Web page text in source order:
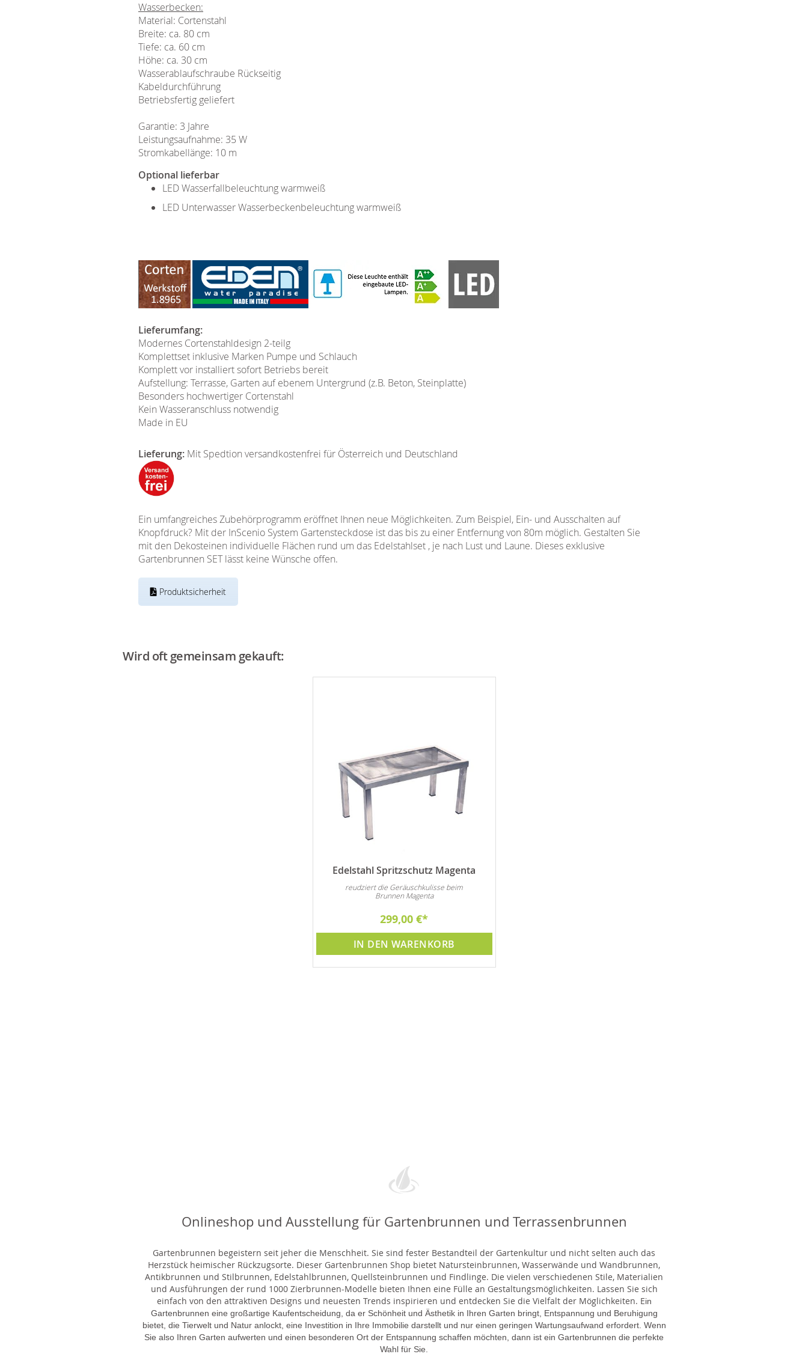
Wasserbecken:
Material: Cortenstahl
Breite: ca. 80 cm
Tiefe: ca. 60 cm
Höhe: ca. 30 cm
Wasserablaufschraube Rückseitig
Kabeldurchführung
Betriebsfertig geliefert
Garantie: 3 Jahre
Leistungsaufnahme: 35 W
Stromkabellänge: 10 m
Optional lieferbar
LED Wasserfallbeleuchtung warmweiß
LED Unterwasser Wasserbeckenbeleuchtung warmweiß
Lieferumfang:
Modernes Cortenstahldesign 2-teilg
Komplettset inklusive Marken Pumpe und Schlauch
Komplett vor installiert sofort Betriebs bereit
Aufstellung: Terrasse, Garten auf ebenem Untergrund (z.B. Beton, Steinplatte)
Besonders hochwertiger Cortenstahl
Kein Wasseranschluss notwendig
Made in EU
Lieferung: Mit Spedtion versandkostenfrei für Österreich und Deutschland
Ein umfangreiches Zubehörprogramm eröffnet Ihnen neue Möglichkeiten. Zum Beispiel, Ein- und Ausschalten auf
Knopfdruck? Mit der InScenio System Gartensteckdose ist das bis zu einer Entfernung von 80m möglich. Gestalten Sie
mit den Dekosteinen individuelle Flächen rund um das Edelstahlset , je nach Lust und Laune. Dieses exklusive
Gartenbrunnen SET lässt keine Wünsche offen.
Produktsicherheit
Wird oft gemeinsam gekauft:
Edelstahl Spritzschutz Magenta
reudziert die Geräuschkulisse beim
Brunnen Magenta
299,00 €
IN DEN WARENKORB
Onlineshop und Ausstellung für Gartenbrunnen und Terrassenbrunnen
Gartenbrunnen begeistern seit jeher die Menschheit. Sie sind fester Bestandteil der Gartenkultur und nicht selten auch das
Herzstück heimischer Rückzugsorte. Dieser Gartenbrunnen Shop bietet Natursteinbrunnen, Wasserwände und Wandbrunnen,
Antikbrunnen und Stilbrunnen, Edelstahlbrunnen, Quellsteinbrunnen und Findlinge. Die vielen verschiedenen Stile, Materialien
und Ausführungen der rund 1000 Zierbrunnen-Modelle bieten Ihnen eine Fülle an Gestaltungsmöglichkeiten. Lassen Sie sich
einfach von den attraktiven Designs und neuesten Trends inspirieren und entdecken Sie die Vielfalt der Möglichkeiten. Ein
Gartenbrunnen eine großartige Kaufentscheidung, da er Schönheit und Ästhetik in Ihren Garten bringt, Entspannung und Beruhigung
bietet, die Tierwelt und Natur anlockt, eine Investition in Ihre Immobilie darstellt und nur einen geringen Wartungsaufwand erfordert. Wenn
Sie also Ihren Garten aufwerten und einen besonderen Ort der Entspannung schaffen möchten, dann ist ein Gartenbrunnen die perfekte
Wahl für Sie.